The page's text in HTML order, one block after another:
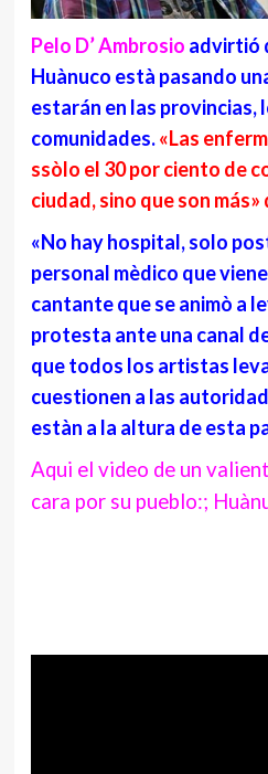
Pelo D’ Ambrosio advirtió
Huànuco està pasando
estarán en las provincias,
comunidades.«Las
ssòlo el 30 por ciento de
ciudad, sino que son más»
«No hay hospital, solo
personal mèdico que
cantante que se animò a
protesta ante una canal
que todos los artistas
cuestionen a las
estàn a la altura de esta
Aqui el video de un
cara por su pueblo:;